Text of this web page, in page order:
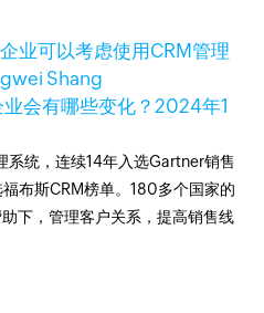
业可以考虑使用CRM管理
Shang
会有哪些变化？2024年1
系统，连续14年入选Gartner销售
布斯CRM榜单。180多个国家的
下，管理客户关系，提高销售线